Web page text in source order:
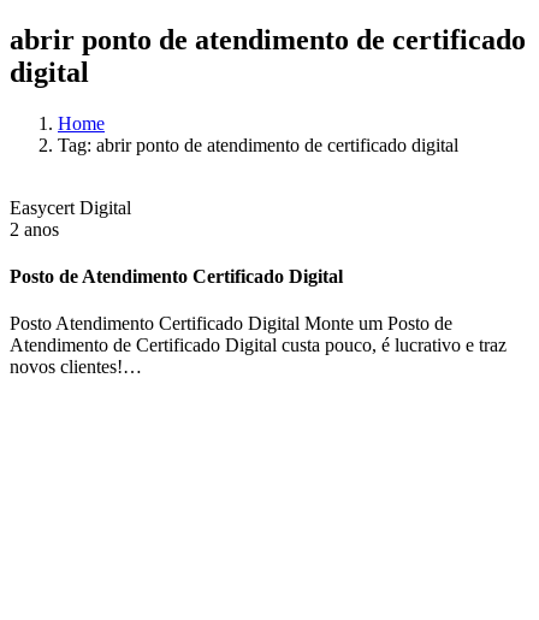
abrir ponto de atendimento de certificado
digital
Home
Tag: abrir ponto de atendimento de certificado digital
Easycert Digital
2 anos
Posto de Atendimento Certificado Digital
Posto Atendimento Certificado Digital Monte um Posto de
Atendimento de Certificado Digital custa pouco, é lucrativo e traz
novos clientes!…